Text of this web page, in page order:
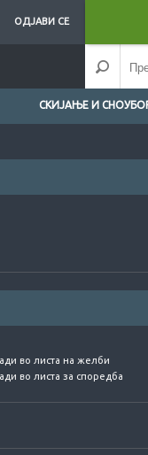
ОДЈАВИ СЕ
СКИЈАЊЕ И
во листа на желби
во листа за споредба